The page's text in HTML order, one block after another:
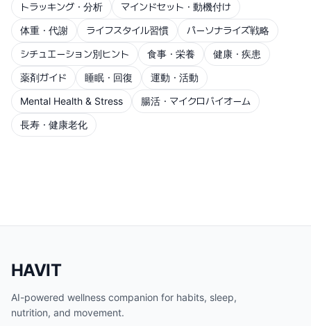
トラッキング・分析
マインドセット・動機付け
体重・代謝
ライフスタイル習慣
パーソナライズ戦略
シチュエーション別ヒント
食事・栄養
健康・疾患
薬剤ガイド
睡眠・回復
運動・活動
Mental Health & Stress
腸活・マイクロバイオーム
長寿・健康老化
HAVIT
AI-powered wellness companion for habits, sleep,
nutrition, and movement.